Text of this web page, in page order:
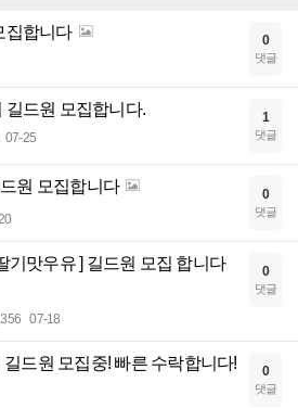
집합니다 0
댓글
길드원 모집합니다.
07-25
1
댓글
드원 모집합니다 0
댓글
기맛우유 ] 길드원 모집 합니다
07-18
0
댓글
길드원 모집중! 빠른 수락합니다! 0
댓글